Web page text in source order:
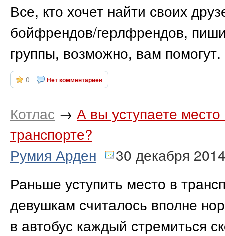
Все, кто хочет найти своих
бойфрендов/герлфрендов,
группы, возможно, вам помогут.
0 Нет комментариев
Котлас → А вы уступаете
транспорте?
Румия Арден
30 декабря
Раньше уступить место в
девушкам считалось вполне
в автобус каждый стремиться